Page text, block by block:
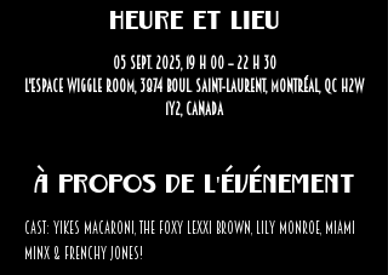
Heure et lieu
05 sept. 2025, 19 h 00 – 22 h 30
L'Espace Wiggle Room, 3874 Boul. Saint-Laurent, Montréal, QC H2W
1Y2, Canada
À propos de l'événement
Cast: Yikes Macaroni, The Foxy Lexxi Brown, Lily Monroe, Miami
Minx & Frenchy Jones!